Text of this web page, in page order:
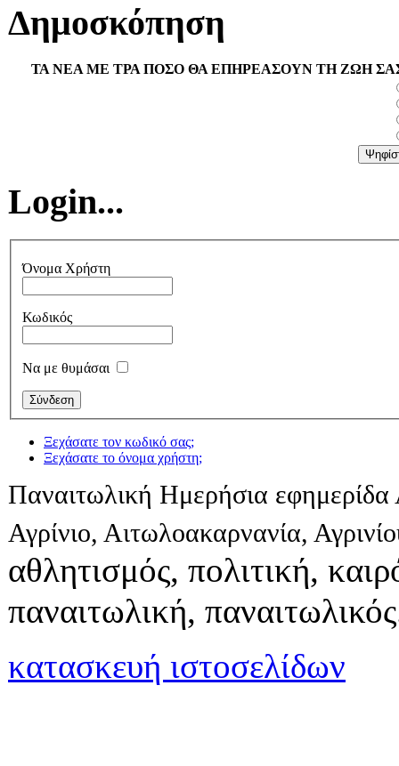
Δημοσκόπηση
ΤΑ ΝΕΑ ΜΕ ΤΡΑ ΠΟΣΟ ΘΑ ΕΠΗΡΕΑΣΟΥΝ ΤΗ ΖΩΗ
Login...
Όνομα Χρήστη
Κωδικός
Να με θυμάσαι
Ξεχάσατε τον κωδικό σας;
Ξεχάσατε το όνομα χρήστη;
Παναιτωλική Ημερήσια εφημερίδα
Αγρίνιο, Αιτωλοακαρνανία,
αθλητισμός, πολιτική,
παναιτωλική,
κατασκευή ιστοσελίδων